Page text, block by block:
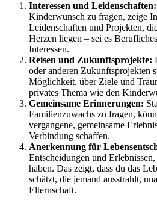
Interessen und Leidenschaften:
Kinderwunsch zu fragen, zeige
Leidenschaften und Projekten,
Herzen liegen – sei es
Interessen.
Reisen und Zukunftsprojekte:
oder anderen Zukunftsprojekten
Möglichkeit, über Ziele und
privates Thema wie den
Gemeinsame Erinnerungen:
Familienzuwachs zu fragen,
vergangene, gemeinsame
Verbindung schaffen.
Anerkennung für
Entscheidungen und
haben. Das zeigt, dass du das
schätzt, die jemand ausstrahlt,
Elternschaft.